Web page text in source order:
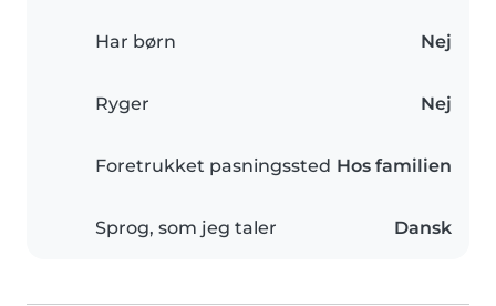
Har børn Nej
Ryger Nej
Foretrukket pasningssted Hos familien
Sprog, som jeg taler Dansk